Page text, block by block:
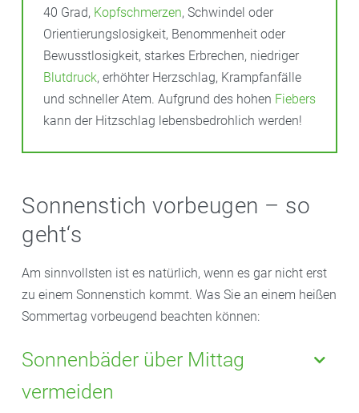
40 Grad, Kopfschmerzen, Schwindel oder
Orientierungslosigkeit, Benommenheit oder
Bewusstlosigkeit, starkes Erbrechen, niedriger
Blutdruck, erhöhter Herzschlag, Krampfanfälle
und schneller Atem. Aufgrund des hohen Fiebers
kann der Hitzschlag lebensbedrohlich werden!
Sonnenstich vorbeugen – so
geht‘s
Am sinnvollsten ist es natürlich, wenn es gar nicht erst
zu einem Sonnenstich kommt. Was Sie an einem heißen
Sommertag vorbeugend beachten können:
Sonnenbäder über Mittag
vermeiden